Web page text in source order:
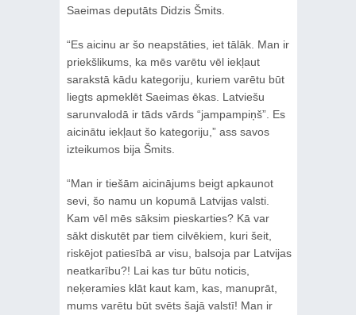
Saeimas deputāts Didzis Šmits.
“Es aicinu ar šo neapstāties, iet tālāk. Man ir
priekšlikums, ka mēs varētu vēl iekļaut
sarakstā kādu kategoriju, kuriem varētu būt
liegts apmeklēt Saeimas ēkas. Latviešu
sarunvalodā ir tāds vārds “jampampiņš”. Es
aicinātu iekļaut šo kategoriju,” ass savos
izteikumos bija Šmits.
“Man ir tiešām aicinājums beigt apkaunot
sevi, šo namu un kopumā Latvijas valsti.
Kam vēl mēs sāksim pieskarties? Kā var
sākt diskutēt par tiem cilvēkiem, kuri šeit,
riskējot patiesībā ar visu, balsoja par Latvijas
neatkarību?! Lai kas tur būtu noticis,
neķeramies klāt kaut kam, kas, manuprāt,
mums varētu būt svēts šajā valstī! Man ir